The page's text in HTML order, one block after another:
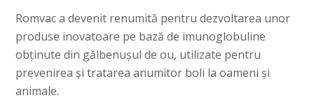
Romvac a devenit renumită pentru dezvoltarea unor
produse inovatoare pe bază de imunoglobuline
obținute din gălbenușul de ou, utilizate pentru
prevenirea și tratarea anumitor boli la oameni și
animale.